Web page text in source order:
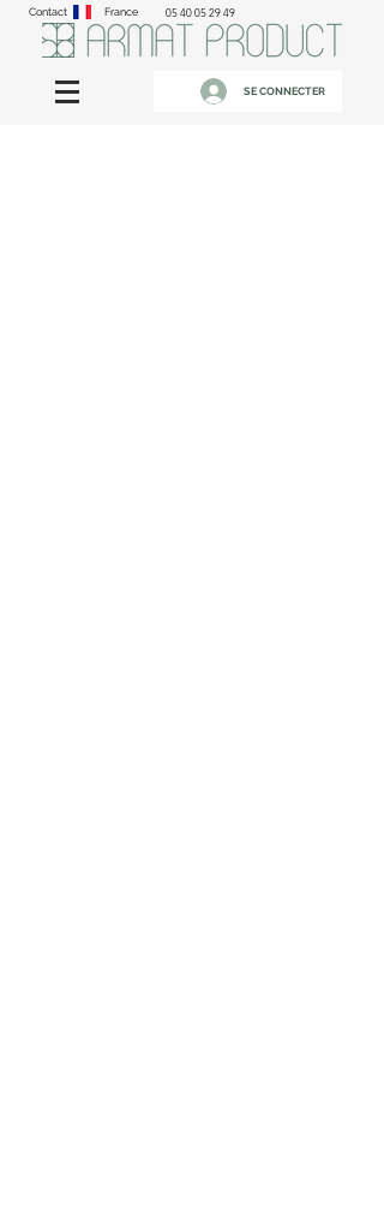
Contact France 05 40 05 29 49
SE CONNECTER